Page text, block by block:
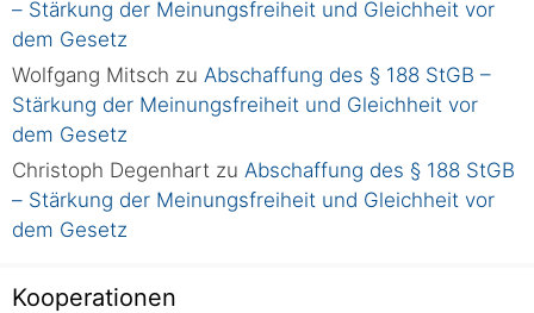
– Stärkung der Meinungsfreiheit und Gleichheit vor
dem Gesetz
Wolfgang Mitsch zu Abschaffung des § 188 StGB –
Stärkung der Meinungsfreiheit und Gleichheit vor
dem Gesetz
Christoph Degenhart zu Abschaffung des § 188 StGB
– Stärkung der Meinungsfreiheit und Gleichheit vor
dem Gesetz
Kooperationen